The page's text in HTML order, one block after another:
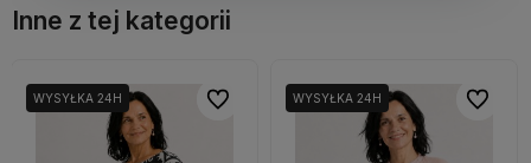
Inne z tej kategorii
WYSYŁKA 24H Do ulubionych
Do ulubionychWYSYŁKA 24H Do
Do